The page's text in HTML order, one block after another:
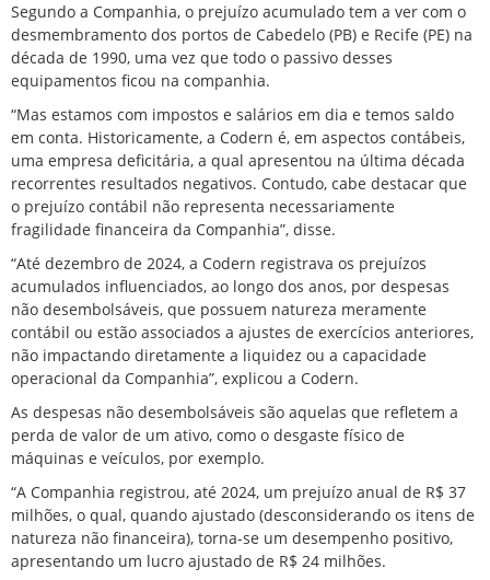
Segundo a Companhia, o prejuízo acumulado tem a ver com o
desmembramento dos portos de Cabedelo (PB) e Recife (PE) na
década de 1990, uma vez que todo o passivo desses
equipamentos ficou na companhia.
“Mas estamos com impostos e salários em dia e temos saldo
em conta. Historicamente, a Codern é, em aspectos contábeis,
uma empresa deficitária, a qual apresentou na última década
recorrentes resultados negativos. Contudo, cabe destacar que
o prejuízo contábil não representa necessariamente
fragilidade financeira da Companhia”, disse.
“Até dezembro de 2024, a Codern registrava os prejuízos
acumulados influenciados, ao longo dos anos, por despesas
não desembolsáveis, que possuem natureza meramente
contábil ou estão associados a ajustes de exercícios anteriores,
não impactando diretamente a liquidez ou a capacidade
operacional da Companhia”, explicou a Codern.
As despesas não desembolsáveis são aquelas que refletem a
perda de valor de um ativo, como o desgaste físico de
máquinas e veículos, por exemplo.
“A Companhia registrou, até 2024, um prejuízo anual de R$ 37
milhões, o qual, quando ajustado (desconsiderando os itens de
natureza não financeira), torna-se um desempenho positivo,
apresentando um lucro ajustado de R$ 24 milhões.